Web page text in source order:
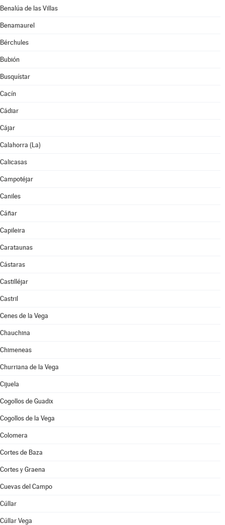
Benalúa de las Villas
Benamaurel
Bérchules
Bubión
Busquístar
Cacín
Cádiar
Cájar
Calahorra (La)
Calicasas
Campotéjar
Caniles
Cáñar
Capileira
Carataunas
Cástaras
Castilléjar
Castril
Cenes de la Vega
Chauchina
Chimeneas
Churriana de la Vega
Cijuela
Cogollos de Guadix
Cogollos de la Vega
Colomera
Cortes de Baza
Cortes y Graena
Cuevas del Campo
Cúllar
Cúllar Vega